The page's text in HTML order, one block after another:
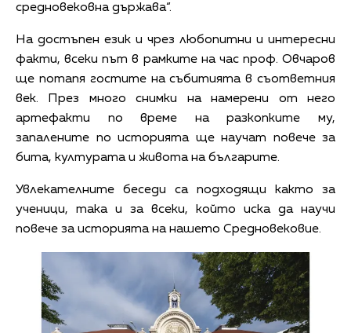
средновековна държава“.
На достъпен език и чрез любопитни и интересни
факти, всеки път в рамките на час проф. Овчаров
ще потапя гостите на събитията в съответния
век. През много снимки на намерени от него
артефакти по време на разкопките му,
запалените по историята ще научат повече за
бита, културата и живота на българите.
Увлекателните беседи са подходящи както за
ученици, така и за всеки, който иска да научи
повече за историята на нашето Средновековие.